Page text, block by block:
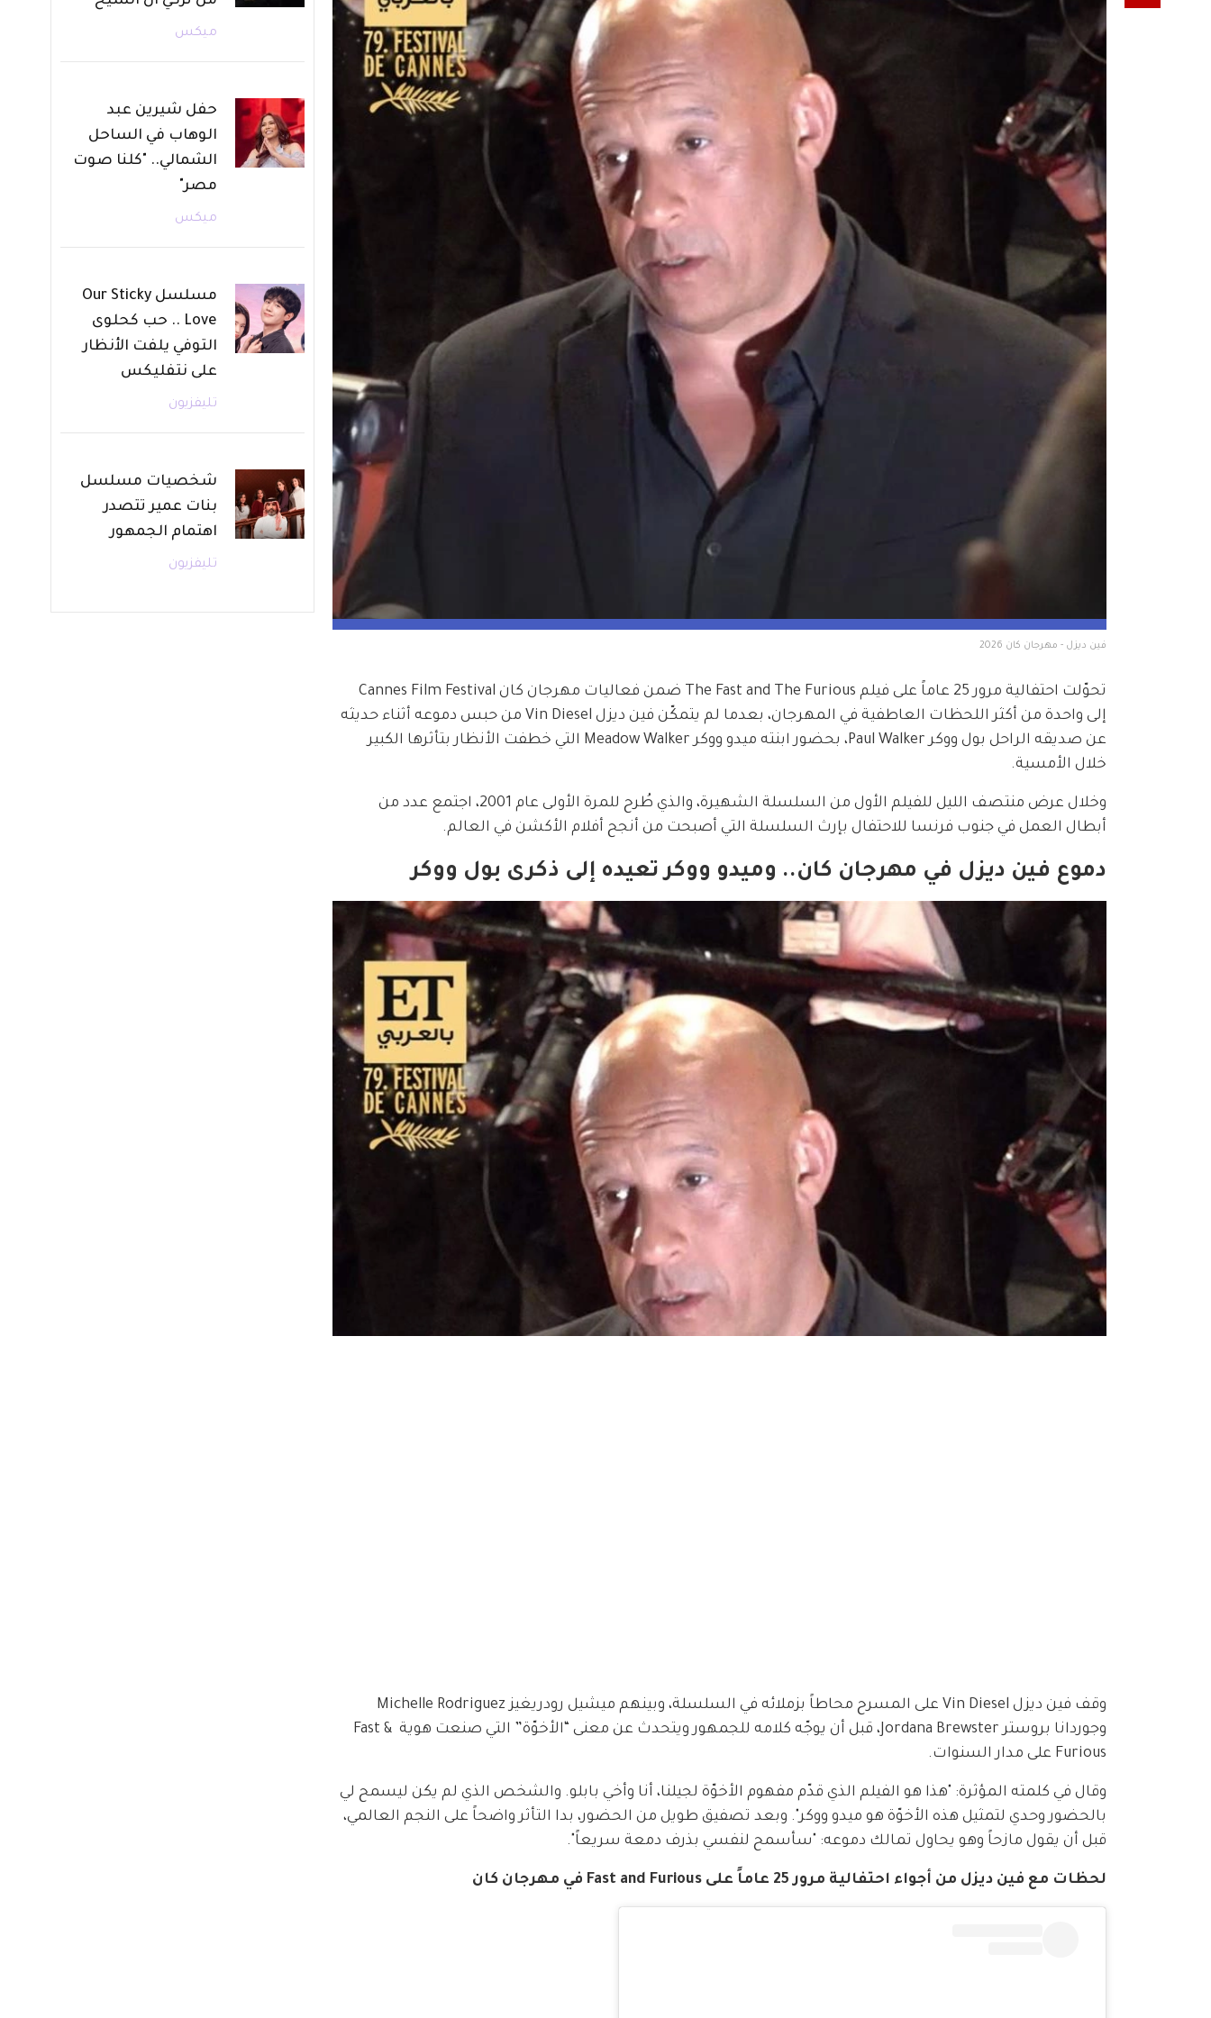
فين ديزل - مهرجان كان 2026
إلى واحدة من أكثر اللحظات العاطفية في المهرجان، بعدما لم يتمكّن فين ديزل Vin Diesel من حبس دموعه أثناء حديثه
عن صديقه الراحل بول ووكر Paul Walker، بحضور ابنته ميدو ووكر Meadow Walker التي خطفت الأنظار بتأثرها الكبير
خلال الأمسية.
وخلال عرض منتصف الليل للفيلم الأول من السلسلة الشهيرة، والذي طُرح للمرة الأولى عام 2001، اجتمع عدد من
أبطال العمل في جنوب فرنسا للاحتفال بإرث السلسلة التي أصبحت من أنجح أفلام الأكشن في العالم.
دموع فين ديزل في مهرجان كان.. وميدو ووكر تعيده إلى ذكرى بول ووكر
وجوردانا بروستر Jordana Brewster، قبل أن يوجّه كلامه للجمهور ويتحدث عن معنى “الأخوّة” التي صنعت هوية Fast &
Furious على مدار السنوات.
وقال في كلمته المؤثرة: "هذا هو الفيلم الذي قدّم مفهوم الأخوّة لجيلنا، أنا وأخي بابلو. والشخص الذي لم يكن ليسمح لي
بالحضور وحدي لتمثيل هذه الأخوّة هو ميدو ووكر". وبعد تصفيق طويل من الحضور، بدا التأثر واضحاً على النجم العالمي،
قبل أن يقول مازحاً وهو يحاول تمالك دموعه: "سأسمح لنفسي بذرف دمعة سريعاً".
لحظات مع فين ديزل من أجواء احتفالية مرور 25 عاماً على Fast and Furious في مهرجان كان
ميكس
حفل شيرين عبد
الوهاب في الساحل
الشمالي.. "كلنا صوت
مصر"
ميكس
مسلسل Our Sticky
Love .. حب كحلوى
التوفي يلفت الأنظار
على نتفليكس
تليفزيون
شخصيات مسلسل
بنات عمير تتصدر
اهتمام الجمهور
تليفزيون